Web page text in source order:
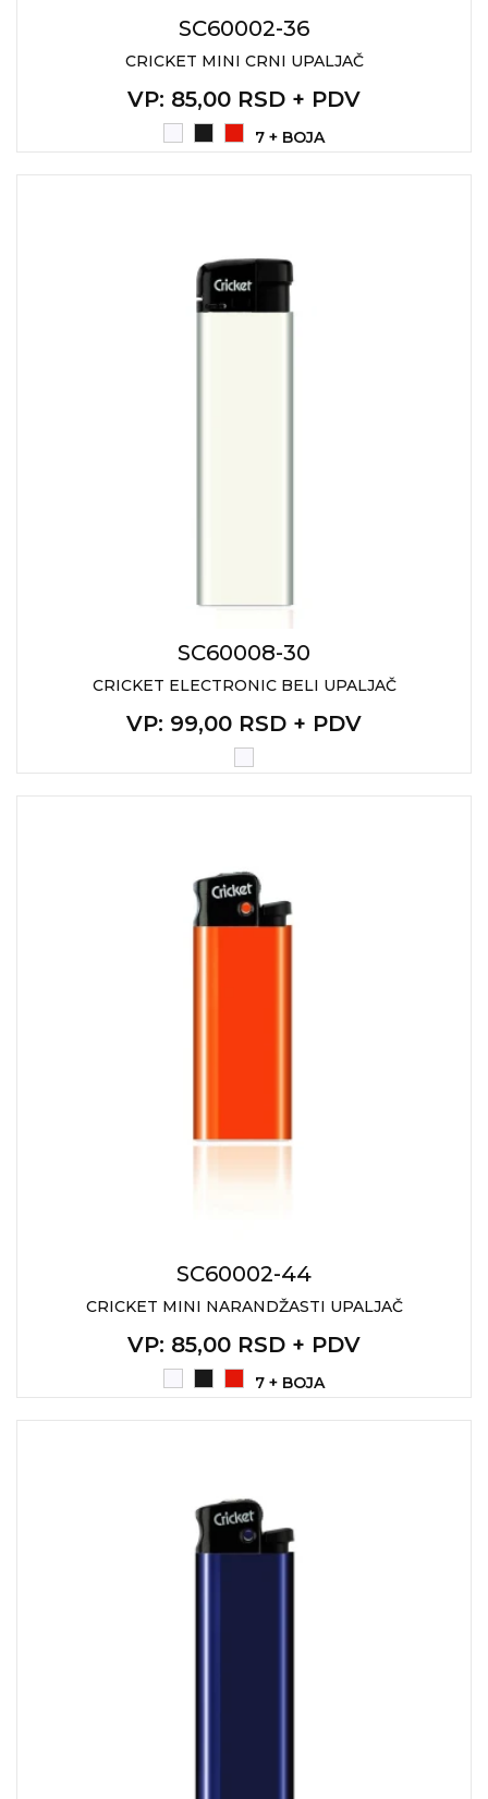
SC60002-36
CRICKET MINI CRNI UPALJAČ
VP: 85,00 RSD + PDV
7 + BOJA
SC60008-30
CRICKET ELECTRONIC BELI UPALJAČ
VP: 99,00 RSD + PDV
SC60002-44
CRICKET MINI NARANDŽASTI UPALJAČ
VP: 85,00 RSD + PDV
7 + BOJA